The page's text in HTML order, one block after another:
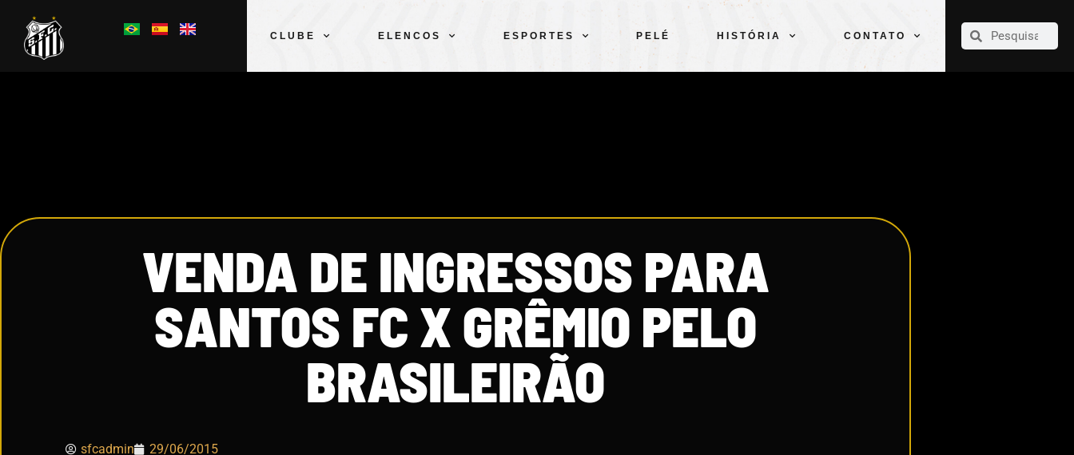
CLUBE ELENCOS ESPORTES PELÉ HISTÓRIA CONTATO
CLUBE
VENDA DE INGRESSOS PARA
SANTOS FC X GRÊMIO PELO
BRASILEIRÃO
sfcadmin 29/06/2015